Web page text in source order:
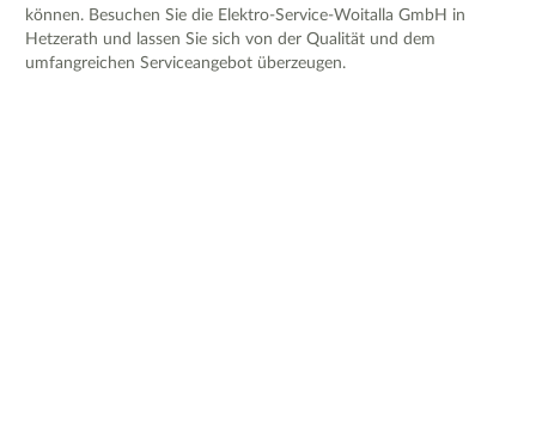
können. Besuchen Sie die Elektro-Service-Woitalla GmbH in
Hetzerath und lassen Sie sich von der Qualität und dem
umfangreichen Serviceangebot überzeugen.